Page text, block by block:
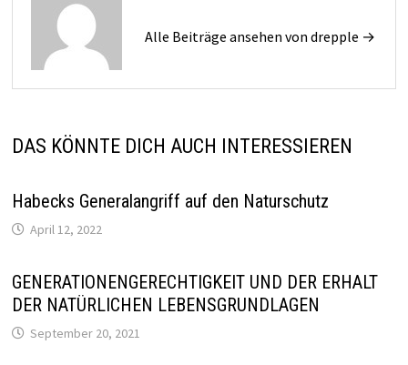
Alle Beiträge ansehen von drepple →
DAS KÖNNTE DICH AUCH INTERESSIEREN
Habecks Generalangriff auf den Naturschutz
April 12, 2022
GENERATIONENGERECHTIGKEIT UND DER ERHALT
DER NATÜRLICHEN LEBENSGRUNDLAGEN
September 20, 2021